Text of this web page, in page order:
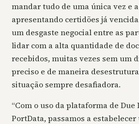
mandar tudo de uma única vez e
apresentando certidões já
um desgaste negocial entre as
lidar com a alta quantidade de
recebidos, muitas vezes sem um
preciso e de maneira
situação sempre desafiadora.
“Com o uso da plataforma de Due
PortData, passamos a estabelecer